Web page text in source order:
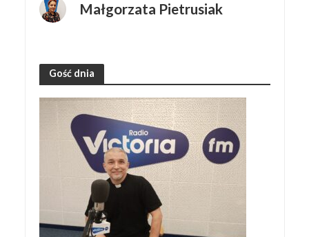
Małgorzata Pietrusiak
Gość dnia